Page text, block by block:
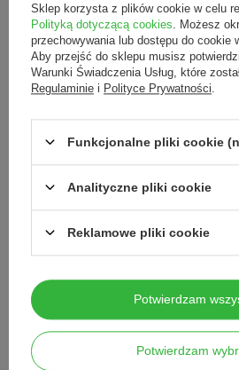
Sklep firmowy LNC
Świętego Stanisława 17
44-240 Żory
32 435 18 17
bok@lnc.pl
Zamówienia
Status zamówienia
Śledzenie przesyłki
Chcę zareklamować produkt
Chcę zwrócić produkt
Sklep korzysta z plików cookie w celu
Polityką dotyczącą cookies . Możesz
przechowywania lub dostępu do cookie
Aby przejść do sklepu musisz
Warunki Świadczenia Usług, które
Regulaminie i Polityce Prywatności
Funkcjonalne pliki cookie
Analityczne pliki cookie
Reklamowe pliki cookie
Potwierdzam
Potwierdzam